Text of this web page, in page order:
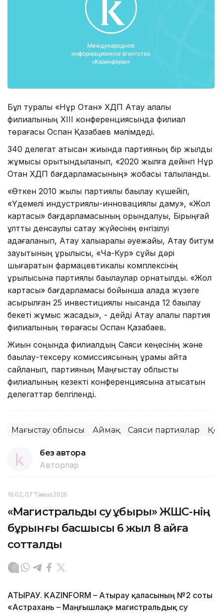
Бұл туралы «Нұр Отан» ХДП Ақтау қалалық
филиалының ХІІІ конференциясында филиал
төрағасы Оспан Қазақбаев мәлімдеді.
340 делегат қатысқан жиында партияның бір жылдық
жұмысы қорытындыланып, «2020 жылға дейінгі Нұр
Отан ХДП бағдарламасының» жобасы талқыланды.
«Өткен 2010 жылы партиялық бақылау күшейіп,
«Үдемелі индустриялық-инновациялық даму», «Жол
картасы» бағдарламасының орындалуы, Бірыңғай
ұлттық денсаулық сақтау жүйесінің енгізілуі
қадағаланып, Ақтау халықаралық әуежайы, Ақтау битум
зауытының құрылысы, «Ча-Кур» сұйық дәрі
шығаратын фармацевтикалық комплексінің
құрылысына партиялық бақылаулар орнатылды. «Жол
картасы» бағдарламасы бойынша қалада жүзеге
асырылған 25 инвестициялық нысанда 12 бақылау
бекеті жұмыс жасады», - дейді Ақтау қалалық партия
филиалының төрағасы Оспан Қазақбаев.
Жиын соңында филиалдың Саяси кеңесінің және
бақылау-тексеру комиссиясының құрамы қайта
сайланып, партияның Маңғыстау облыстық
филиалының кезекті конференциясына қатысатын
делегаттар белгіленді.
Маңғыстау облысы Аймақ Саяси партиялар
без автора
Авторлар
16:02, 07 Тамыз 2026
«Магистральдық су құбыры» ЖШС-нің
бұрынғы басшысы 6 жыл 8 айға
сотталды
АТЫРАУ. KAZINFORM – Атырау қаласының №2 соты
«Астрахань – Маңғышлақ» магистральдық су